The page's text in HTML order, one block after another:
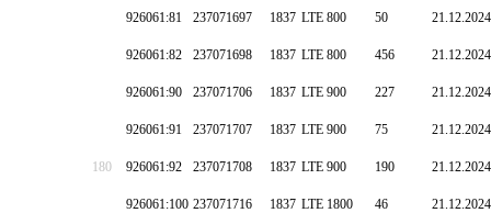
926061:81 237071697 1837 LTE 800 50 21.12.2024
926061:82 237071698 1837 LTE 800 456 21.12.2024
926061:90 237071706 1837 LTE 900 227 21.12.2024
926061:91 237071707 1837 LTE 900 75 21.12.2024
180 926061:92 237071708 1837 LTE 900 190 21.12.2024
926061:100 237071716 1837 LTE 1800 46 21.12.2024